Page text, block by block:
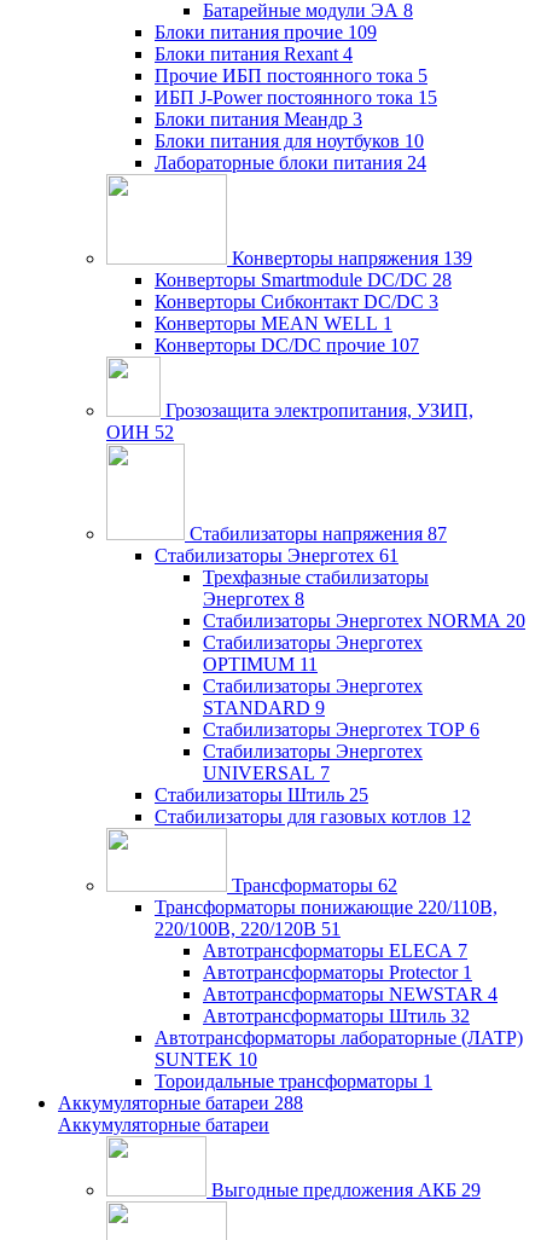
Батарейные модули ЭА 8
Блоки питания прочие 109
Блоки питания Rexant 4
Прочие ИБП постоянного тока 5
ИБП J-Power постоянного тока 15
Блоки питания Меандр 3
Блоки питания для ноутбуков 10
Лабораторные блоки питания 24
Конверторы напряжения 139
Конверторы Smartmodule DC/DC 28
Конверторы Сибконтакт DC/DC 3
Конверторы MEAN WELL 1
Конверторы DC/DC прочие 107
Грозозащита электропитания, УЗИП,
ОИН 52
Стабилизаторы напряжения 87
Стабилизаторы Энерготех 61
Трехфазные стабилизаторы
Энерготех 8
Стабилизаторы Энерготех NORMA 20
Стабилизаторы Энерготех
OPTIMUM 11
Стабилизаторы Энерготех
STANDARD 9
Стабилизаторы Энерготех TOP 6
Стабилизаторы Энерготех
UNIVERSAL 7
Стабилизаторы Штиль 25
Стабилизаторы для газовых котлов 12
Трансформаторы 62
Трансформаторы понижающие 220/110В,
220/100В, 220/120В 51
Автотрансформаторы ELECA 7
Автотрансформаторы Protector 1
Автотрансформаторы NEWSTAR 4
Автотрансформаторы Штиль 32
Автотрансформаторы лабораторные (ЛАТР)
SUNTEK 10
Тороидальные трансформаторы 1
Аккумуляторные батареи 288
Аккумуляторные батареи
Выгодные предложения АКБ 29